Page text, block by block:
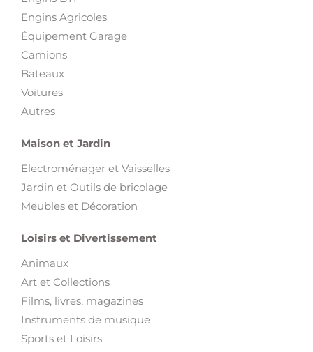
Engins Agricoles
Équipement Garage
Camions
Bateaux
Voitures
Autres
Maison et Jardin
Electroménager et Vaisselles
Jardin et Outils de bricolage
Meubles et Décoration
Loisirs et Divertissement
Animaux
Art et Collections
Films, livres, magazines
Instruments de musique
Sports et Loisirs